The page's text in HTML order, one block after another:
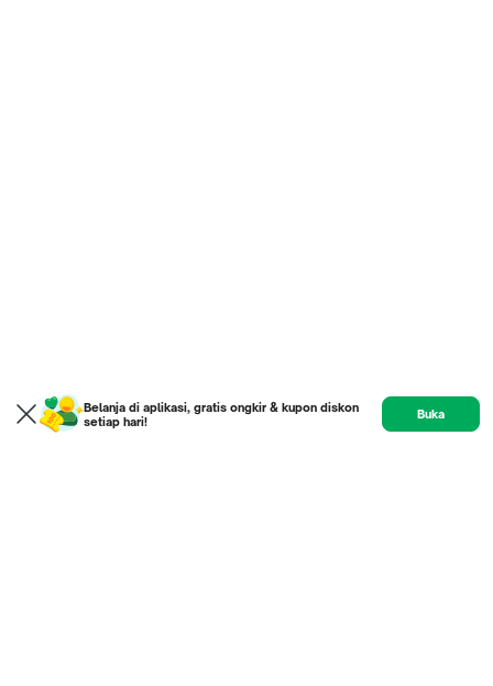
Belanja di aplikasi, gratis ongkir & kupon diskon
setiap hari!
Buka